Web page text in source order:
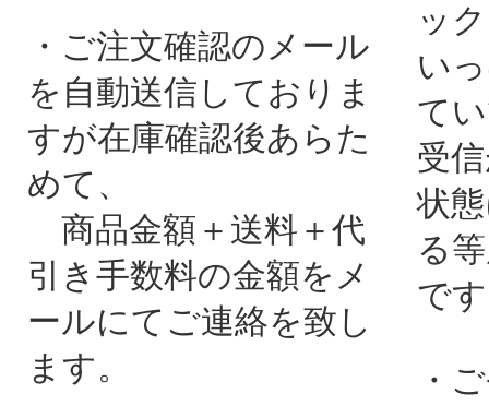
・ご注文確認のメール
を自動送信しておりま
すが在庫確認後あらた
めて、
商品金額＋送料＋代
引き手数料の金額をメ
ールにてご連絡を致し
ます。
ッ
い
て
受
状
る
で
・